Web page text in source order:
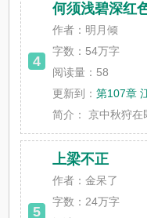
4
何须浅碧深红
作者：明月倾
字数： 54万字
阅读量：58
更新到：第107章
简介：
京中秋狩在
5
上梁不正
作者：金呆了
字数：24万字